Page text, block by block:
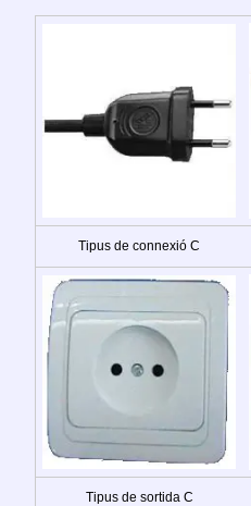
Tipus de connexió C
Tipus de sortida C